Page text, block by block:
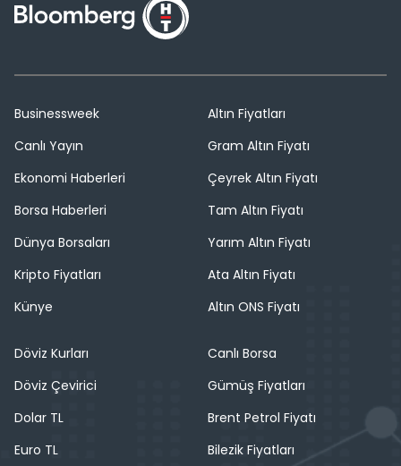
Businessweek
Canlı Yayın
Ekonomi Haberleri
Borsa Haberleri
Dünya Borsaları
Kripto Fiyatları
Künye
Altın Fiyatları
Gram Altın Fiyatı
Çeyrek Altın Fiyatı
Tam Altın Fiyatı
Yarım Altın Fiyatı
Ata Altın Fiyatı
Altın ONS Fiyatı
Döviz Kurları
Döviz Çevirici
Dolar TL
Euro TL
Canlı Borsa
Gümüş Fiyatları
Brent Petrol Fiyatı
Bilezik Fiyatları